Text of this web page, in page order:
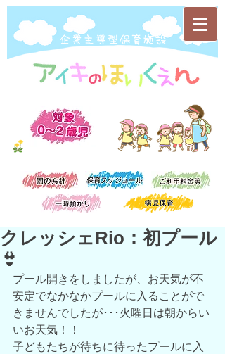
​企業主導型保育施設
クレッシェRio：初プール
👙
プール開きをしましたが、お天気が不
安定でなかなかプールに入ることがで
きませんでしたが･･･火曜日は朝からい
いお天気！！
子どもたちが待ちに待ったプールに入